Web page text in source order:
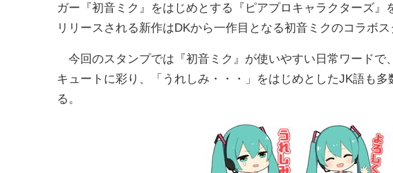
ガー『初音ミク』をはじめとする『ピアプロキャラクターズ
リリースされる新作はDKから一作目となる初音ミクのコラボス
今回のスタンプでは『初音ミク』が使いやすい日常ワードで
キュートに彩り、「うれしみ・・・」をはじめとしたJK語も
る。